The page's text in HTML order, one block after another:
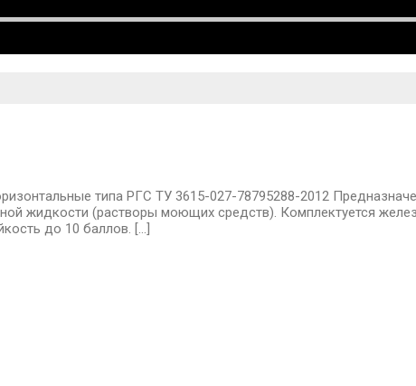
типа РГС ТУ 3615-027-78795288-2012
жидкости (растворы моющих средств). Комплектуется
до 10 баллов. […]